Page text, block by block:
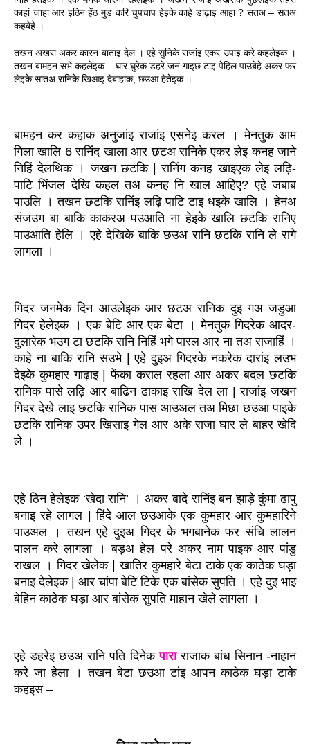
काहां जाहा आर इठिन हेंठ मुड़ करि चुपचाप हेइके काहे डाढ़ाइ आहा ? सतअ – सतअ
कहबेहे ।
तखन अखरा अकर कारन बाताइ देल । एहे सुनिके राजांइ एकर उपाइ करे कहलेइक ।
तखन बामहन सभे कहलेइक – घार घुरेक डहरे जन गाइछ टाइ पेहिल पाउबेहे अकर फर
लेइके सातअ रानिके खिआइ देबाहाक, छउआ हेतेइक ।
बामहन कर कहाक अनुजांइ राजांइ एसनेइ करल । मेनतुक आम
गिला खालि 6 रानिंद खाला आर छटअ रानिके एकर लेइ कनह जाने
निहिं देलथिक । जखन छटकि | रानिंग कनह खाइएक लेइ लढ़ि-
पाटि भिंजल देखि कहल तअ कनह नि खाल आहिए? एहे जबाब
पाउलि । तखन छटकि रानिंइ लढ़ि पाटि टाइ धइके खालि । हेनअ
संजउग बा बाकि काकरअ पउआति ना हेइके खालि छटकि रानिए
पाउआति हेलि । एहे देखिके बाकि छउअ रानि छटकि रानि ले रागे
लागला ।
गिदर जनमेक दिन आउलेइक आर छटअ रानिक दुइ गअ जडुआ
गिदर हेलेइक । एक बेटि आर एक बेटा । मेनतुक गिदरेक आदर-
दुलारेक भउग टा छटकि रानि निहिं भगे पारल आर ना तअ राजाहिं ।
काहे ना बाकि रानि सउभे | एहे दुइअ गिदरके नकरेक दारांइ लउभ
देइके कुमहार गाढ़ाइ | फेंका कराल रहला आर अकर बदल छटकि
रानिक पासे लढ़ि आर बाढिन ढाकाइ राखि देल ला | राजांइ जखन
गिदर देखे लाइ छटकि रानिक पास आउअल तअ मिछा छउआ पाइके
छटकि रानिक उपर खिसाइ गेल आर अके राजा घार ले बाहर खेदि
ले ।
एहे ठिन हेलेइक ‘खेदा रानि’ । अकर बादे रानिंइ बन झाड़े कुंमा ढापु
बनाइ रहे लागल | हिंदे आल छउआके एक कुमहार आर कुमहारिने
पाउअल । तखन एहे दुइअ गिदर के भगबानेक फर संचि लालन
पालन करे लागला । बड़अ हेल परे अकर नाम पाइक आर पांडु
राखल । गिदर खेलेक | खातिर कुमहारे बेटा टाके एक काठेक घड़ा
बनाइ देलेइक | आर चांपा बेटि टिके एक बांसेक सुपति । एहे दुइ भाइ
बेहिन काठेक घड़ा आर बांसेक सुपति माहान खेले लागला ।
एहे डहरेइ छउअ रानि पति दिनेक पारा राजाक बांध सिनान -नाहान
करे जा हेला । तखन बेटा छउआ टांइ आपन काठेक घड़ा टाके
कहइस –